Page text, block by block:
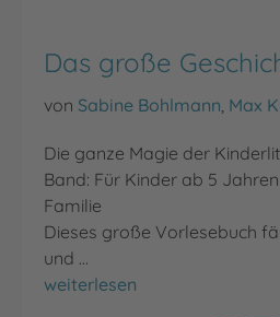
Das große
von Sabine Bohlmann Max
Die ganze Magie der
Band: Für Kinder ab 5
Familie
Dieses große Vorlesebuch
und …
Das große Geschichtenfest
weiterlesen